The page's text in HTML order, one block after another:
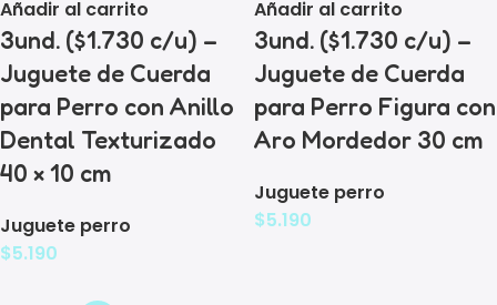
Añadir al carrito
3und. ($1.730 c/u) –
Juguete de Cuerda
para Perro con Anillo
Dental Texturizado
40 × 10 cm
Juguete perro
$5.190
Añadir al carrito
3und. ($1.730 c/u) –
Juguete de Cuerda
para Perro Figura con
Aro Mordedor 30 cm
Juguete perro
$5.190